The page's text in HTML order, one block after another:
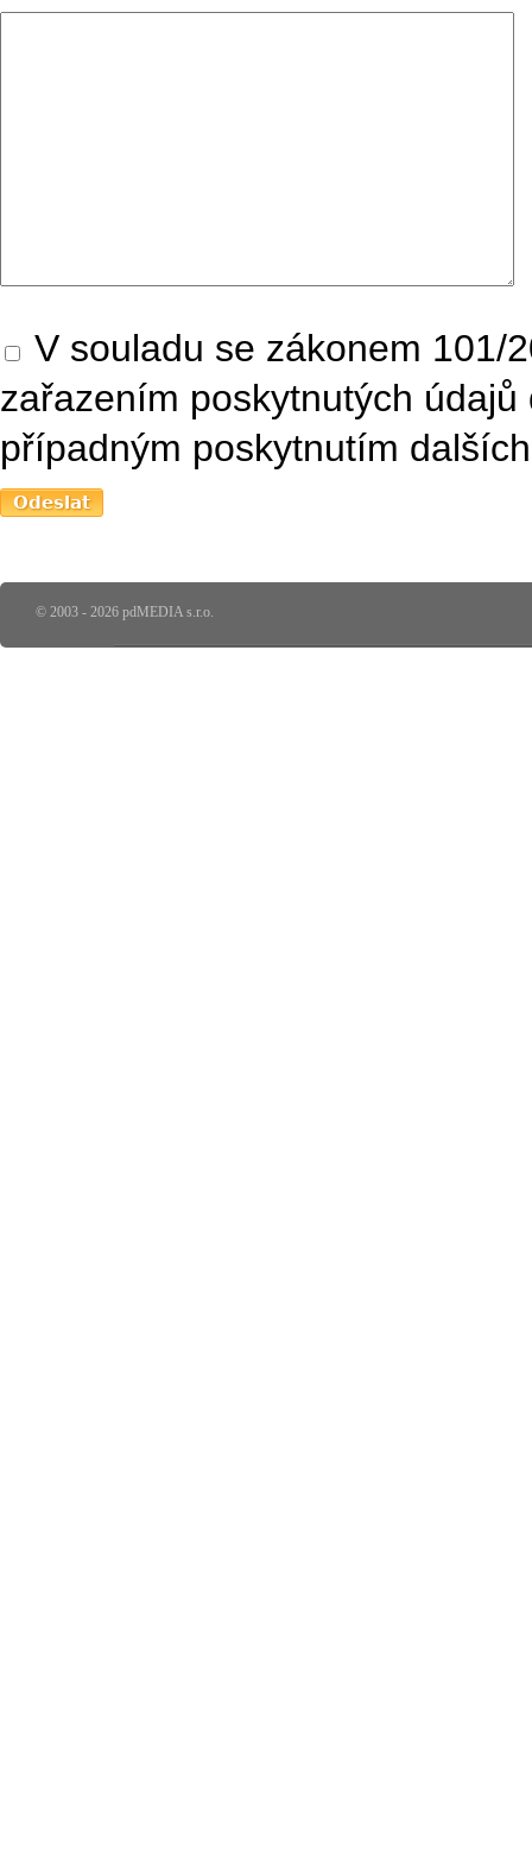
V souladu se zákonem 101/
zařazením poskytnutých
případným poskytnutím
© 2003 - 2026 pdMEDIA s.r.o.